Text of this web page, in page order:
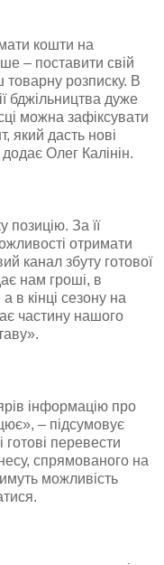
кошти на
– поставити свій
розписку. В
бджільництва дуже
можна зафіксувати
який дасть нові
Олег Калінін.
позицію. За її
отримати
канал збуту готової
нам гроші, в
в кінці сезону на
частину нашого
інформацію про
– підсумовує
готові перевести
спрямованого на
можливість